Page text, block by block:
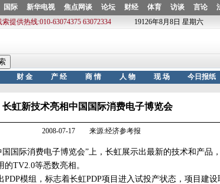
长虹新技术亮相中国国际消费电子博览会
2008-07-17 来源:经济参考报
际消费电子博览会”上，长虹展示出最新的技术和产品
TV2.0等悉数亮相。
模组，标志着长虹PDP项目进入试投产状态，项目建设